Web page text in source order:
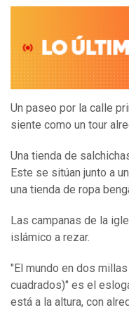
Un paseo por la calle
siente como un tour
Una tienda de
Este se sitúan junto a
una tienda de ropa
Las campanas de la
islámico a rezar.
"El mundo en dos
cuadrados)" es el
está a la altura, con